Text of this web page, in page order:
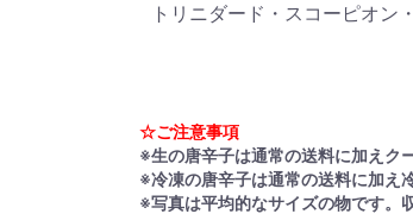
トリニダード・スコーピオン
☆ご注意事項
※生の唐辛子は通常の送料に加えク
※冷凍の唐辛子は通常の送料に加え
※写真は平均的なサイズの物です。